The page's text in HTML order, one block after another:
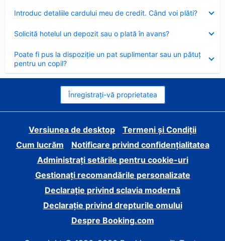
Introduc detaliile cardului meu de credit. Când voi plăti?
închis
Solicită hotelul un depozit sau o plată în avans?
închis
Poate fi pus la dispoziție un pat suplimentar sau un pătuț
pentru un copil?
închis
Înregistrați-vă proprietatea
Versiunea de desktop
Termeni și Condiții
Cum lucrăm
Notificare privind confidențialitatea
Administrați setările pentru cookie-uri
Gestionați recomandările personalizate
Declarație privind sclavia modernă
Declarație privind drepturile omului
Despre Booking.com